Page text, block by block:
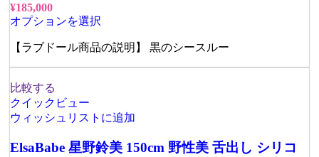
¥185,000
オプションを選択
【ラブドール商品の説明】 黒のシースルー
比較する
クイックビュー
ウィッシュリストに追加
ElsaBabe 星野鈴美 150cm 野性美 舌出し シリコ